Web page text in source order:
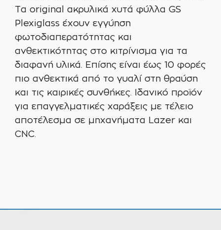
Tα original ακρυλικά χυτά φύλλα GS
Plexiglass έχουν εγγύηση
φωτοδιαπερατότητας και
ανθεκτικότητας στο κιτρίνισμα για τα
διαφανή υλικά. Επίσης είναι έως 10 φορές
πιο ανθεκτικά από το γυαλί στη θραύση
και τις καιρικές συνθήκες. Ιδανικό προϊόν
για επαγγελματικές χαράξεις με τέλειο
αποτέλεσμα σε μηχανήματα Lazer και
CNC.